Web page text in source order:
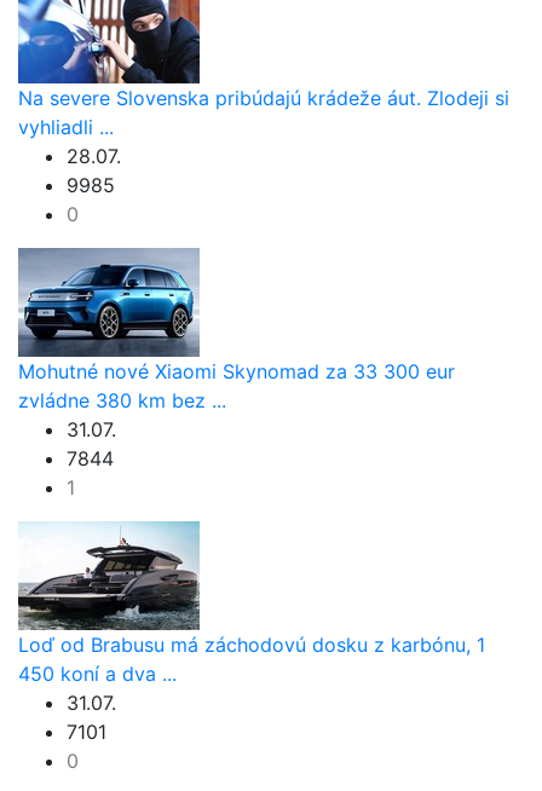
Na severe Slovenska pribúdajú krádeže áut. Zlodeji si
vyhliadli ...
28.07.
9985
0
Mohutné nové Xiaomi Skynomad za 33 300 eur
zvládne 380 km bez ...
31.07.
7844
1
Loď od Brabusu má záchodovú dosku z karbónu, 1
450 koní a dva ...
31.07.
7101
0